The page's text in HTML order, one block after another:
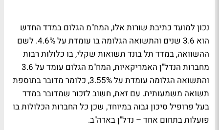
נכון למועד כתיבת שורות אלו, המח"מ הגלום במדד החדש
הוא 3.6 שנים והתשואה הגלומה בו עומדת על 4.6%. לשם
ההשוואה, במדד תל בונד תשואות שקלי, בו כלולות רבות
מחברות הנדל"ן האמריקאיות, המח"מ הגלום עומד על 3.6
והתשואה הגלומה עומדת על 3.55%, כלומר מדובר בתוספת
תשואה משמעותית. עם זאת, חשוב לזכור שמדובר במדד
בעל פרופיל סיכון גבוה במיוחד, שכן כל החברות הכלולות בו
פועלות בתחום אחד – נדל"ן בארה"ב.